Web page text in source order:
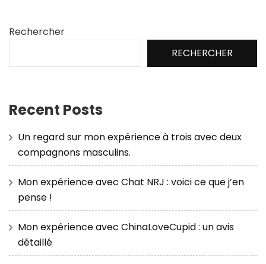
Rechercher
RECHERCHER
Recent Posts
Un regard sur mon expérience à trois avec deux
compagnons masculins.
Mon expérience avec Chat NRJ : voici ce que j’en
pense !
Mon expérience avec ChinaLoveCupid : un avis
détaillé